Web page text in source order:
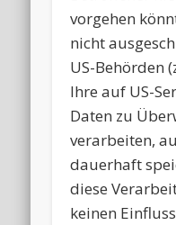
vorgehen
nicht
US-Behörden
Ihre auf US-
Daten zu
verarbeiten,
dauerhaft
diese
keinen